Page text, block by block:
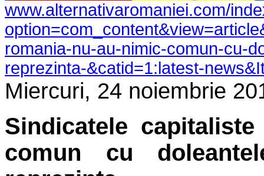
www.alternativaromaniei.com/
romania-nu-au-nimic-comun-cu-
reprezinta-&catid=1:latest-
Miercuri, 24 noiembrie
Sindicatele
comun cu